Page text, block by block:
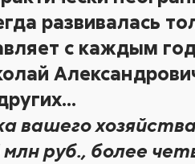
развивалась
с каждым
вашего
руб., более